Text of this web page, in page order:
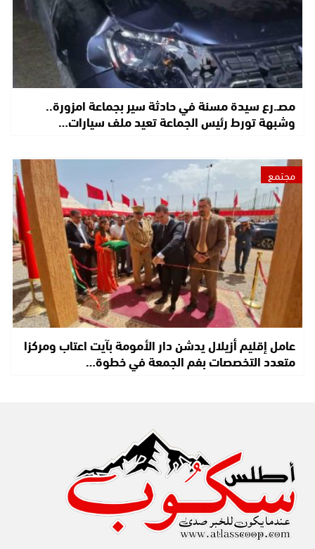
مصـ.رع سيدة مسنة في حادثة سير بجماعة امزورة..
وشبهة تورط رئيس الجماعة تعيد ملف سيارات…
مجتمع
عامل إقليم أزيلال يدشن دار الأمومة بآيت اعتاب ومركزا
متعدد التخصصات بفم الجمعة في خطوة…